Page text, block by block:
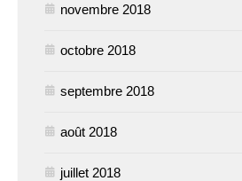
novembre 2018
octobre 2018
septembre 2018
août 2018
juillet 2018